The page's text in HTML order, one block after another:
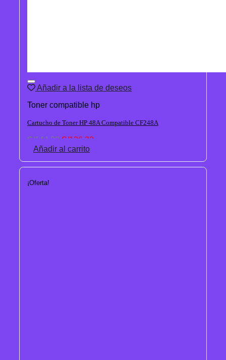
Añadir a la lista de deseos
Toner compatible hp
Cartucho de Toner HP 48A Compatible CF248A
S/144.02 El
precio
era:
S/126.32
es:
Añadir al carrito
¡Oferta!